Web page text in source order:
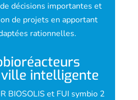
décisions importantes et
de projets en apportant
rationnelles.
intelligente
BIOSOLIS et FUI sym­bio 2